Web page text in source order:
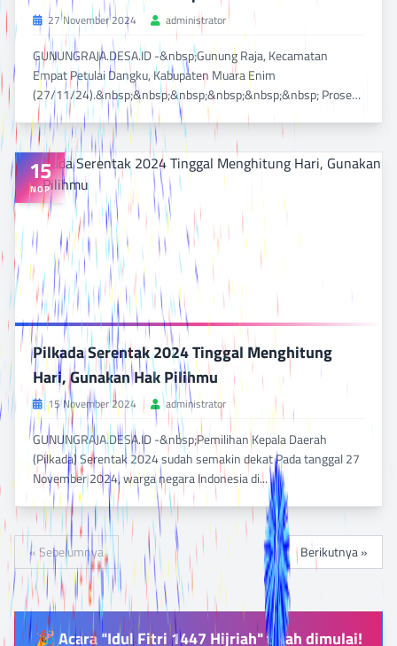
BACA SELENGKAPNYA
DILIHAT 845 KALI
27 November 2024 administrator
GUNUNGRAJA.DESA.ID -&nbsp;Gunung Raja, Kecamatan
Empat Petulai Dangku, Kabupaten Muara Enim
(27/11/24).&nbsp;&nbsp;&nbsp;&nbsp;&nbsp;&nbsp; Proses
perhitungan...
15
NOP
BACA SELENGKAPNYA
DILIHAT 705 KALI
Pilkada Serentak 2024 Tinggal Menghitung
Hari, Gunakan Hak Pilihmu
15 November 2024 administrator
GUNUNGRAJA.DESA.ID -&nbsp;Pemilihan Kepala Daerah
(Pilkada) Serentak 2024 sudah semakin dekat Pada tanggal 27
November 2024, warga negara Indonesia di...
« Sebelumnya Berikutnya »
🎉 Acara "Idul Fitri 1447 Hijriah" telah dimulai!